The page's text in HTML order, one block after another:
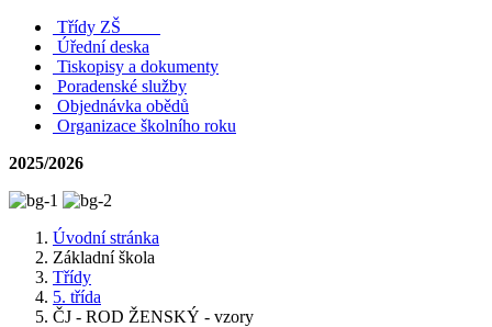
Třídy ZŠ
Úřední deska
Tiskopisy a dokumenty
Poradenské služby
Objednávka obědů
Organizace školního roku
2025/2026
Úvodní stránka
Základní škola
Třídy
5. třída
ČJ - ROD ŽENSKÝ - vzory